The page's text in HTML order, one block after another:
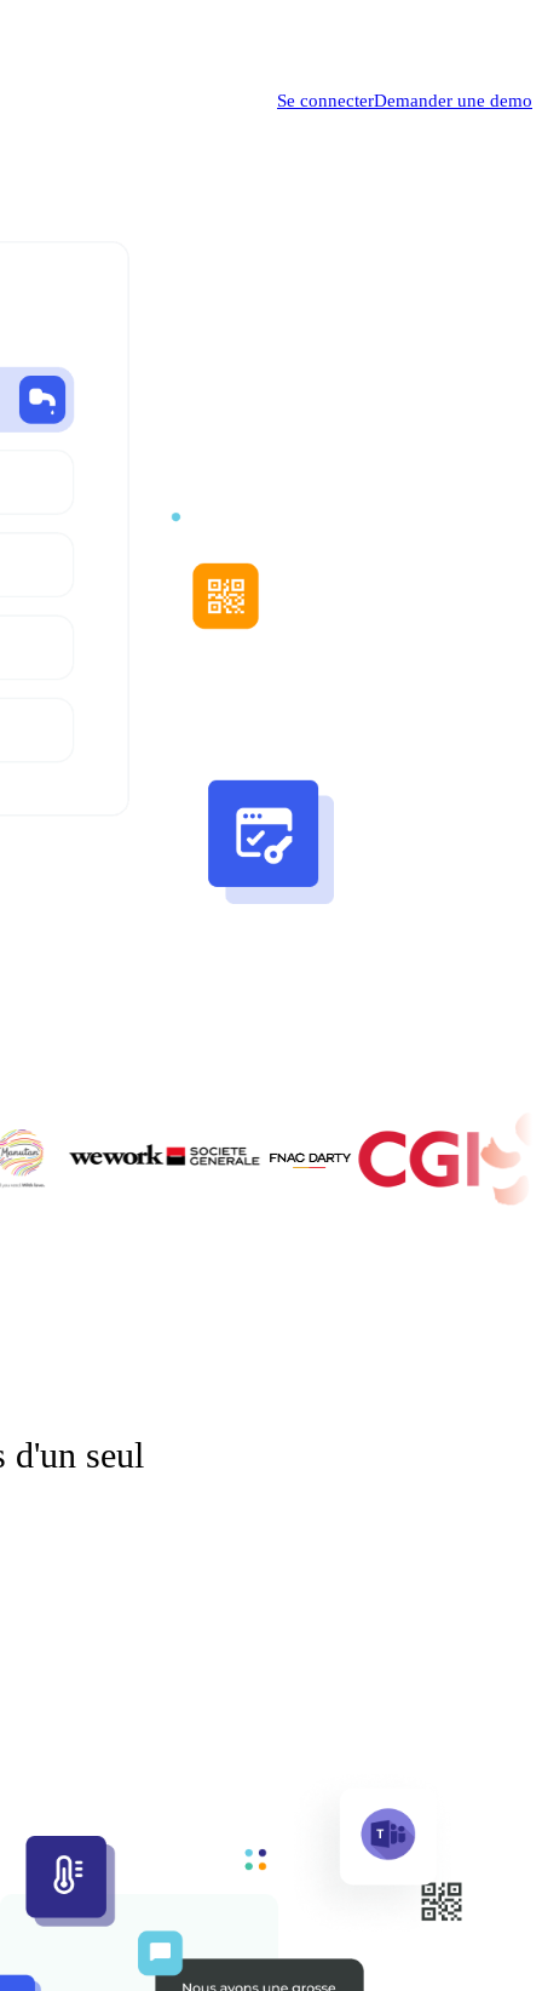
Se connecterDemander une demo
d'un seul